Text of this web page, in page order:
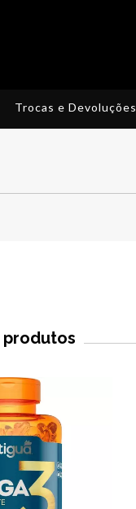
Trocas e Devoluções
produtos